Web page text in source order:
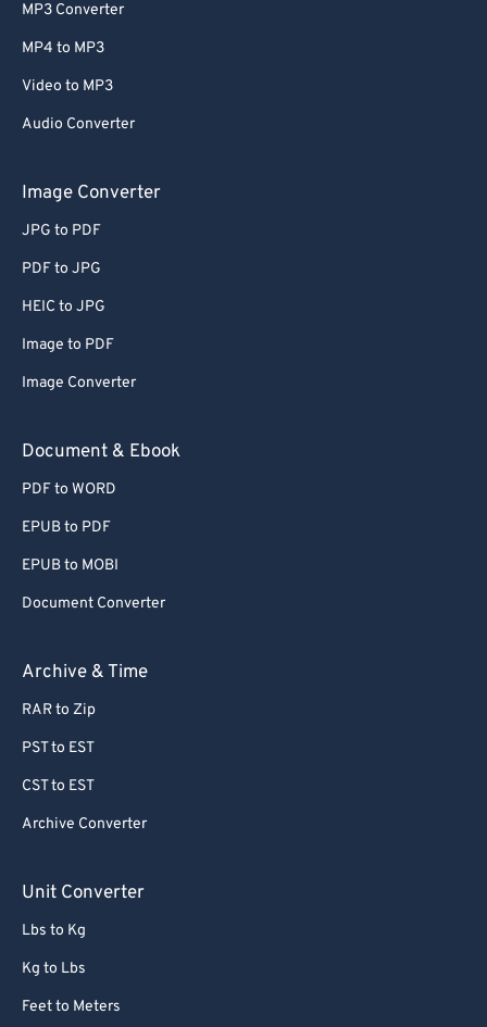
MP3 Converter
MP4 to MP3
Video to MP3
Audio Converter
Image Converter
JPG to PDF
PDF to JPG
HEIC to JPG
Image to PDF
Image Converter
Document & Ebook
PDF to WORD
EPUB to PDF
EPUB to MOBI
Document Converter
Archive & Time
RAR to Zip
PST to EST
CST to EST
Archive Converter
Unit Converter
Lbs to Kg
Kg to Lbs
Feet to Meters